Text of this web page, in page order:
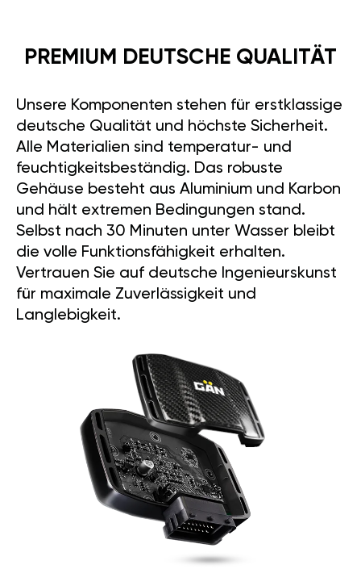
PREMIUM DEUTSCHE QUALITÄT
Unsere Komponenten stehen für erstklassige
deutsche Qualität und höchste Sicherheit.
Alle Materialien sind temperatur- und
feuchtigkeitsbeständig. Das robuste
Gehäuse besteht aus Aluminium und Karbon
und hält extremen Bedingungen stand.
Selbst nach 30 Minuten unter Wasser bleibt
die volle Funktionsfähigkeit erhalten.
Vertrauen Sie auf deutsche Ingenieurskunst
für maximale Zuverlässigkeit und
Langlebigkeit.